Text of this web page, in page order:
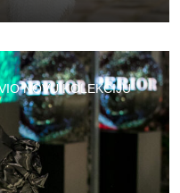
NOVU KOLEKCIJU